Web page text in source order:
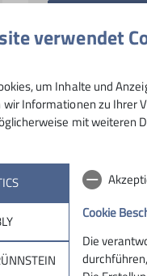
verwendet
um Inhalte und
Informationen zu Ihrer
mit weiteren
Cookie
Die